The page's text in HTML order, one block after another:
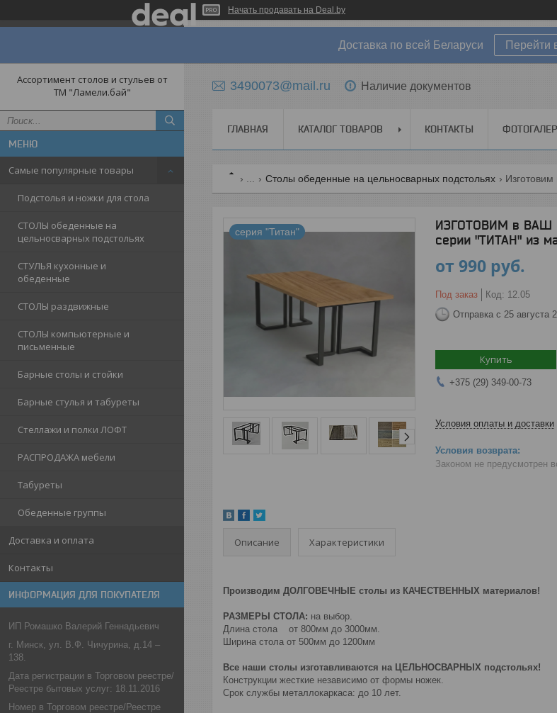
Начать продавать на Deal.by
Доставка по всей Беларуси Перейти
Ассортимент столов и стульев от
ТМ "Ламели.бай"
Самые популярные товары
Подстолья и ножки для стола
СТОЛЫ обеденные на
цельносварных подстольях
СТУЛЬЯ кухонные и
обеденные
СТОЛЫ раздвижные
СТОЛЫ компьютерные и
письменные
Барные столы и стойки
Барные стулья и табуреты
Стеллажи и полки ЛОФТ
РАСПРОДАЖА мебели
Табуреты
Обеденные группы
Доставка и оплата
Контакты
ИНФОРМАЦИЯ ДЛЯ ПОКУПАТЕЛЯ
ИП Ромашко Валерий Геннадьевич
г. Минск, ул. В.Ф. Чичурина, д.14 –
138.
Дата регистрации в Торговом реестре/
Реестре бытовых услуг: 18.11.2016
Номер в Торговом реестре/Реестре
3490073@mail.ru Наличие документов
ГЛАВНАЯ КАТАЛОГ ТОВАРОВ КОНТАКТЫ
Столы обеденные на цельносварных подстольях
серия "Титан"
ИЗГОТОВИМ в ВАШ
серии "ТИТАН" из
от 990 руб.
Под заказ Код: 12.05
Отправка с 25 августа
Купить
+375 (29) 349-00-73
Условия оплаты и доставки
Законом не предусмотрен
Описание Характеристики
Производим ДОЛГОВЕЧНЫЕ столы из КАЧЕСТВЕННЫХ материалов!
РАЗМЕРЫ СТОЛА: на выбор.
Длина стола от 800мм до 3000мм.
Ширина стола от 500мм до 1200мм
Все наши столы изготавливаются на ЦЕЛЬНОСВАРНЫХ подстольях!
Конструкции жесткие независимо от формы ножек.
Срок службы металлокаркаса: до 10 лет.